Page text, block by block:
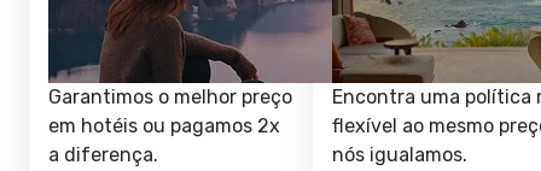
Garantimos o melhor preço
em hotéis ou pagamos 2x
a diferença.
Encontra uma política
flexível ao mesmo
nós igualamos.